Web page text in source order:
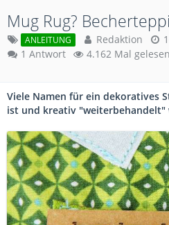
Mug Rug?
ANLEITUNG Redaktion
1 Antwort
4.162 Mal gelesen
Viele Namen für ein dekoratives
ist und kreativ "weiterbehandelt"